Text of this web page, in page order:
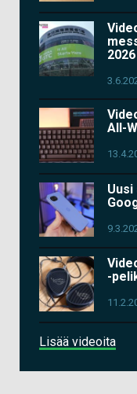
All-
-
Lisää videoita